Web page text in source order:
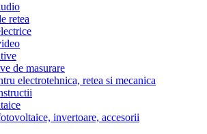
retea
de masurare
electrotehnica, retea si mecanica
invertoare, accesorii